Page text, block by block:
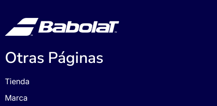
Otras Páginas
Tienda
Marca